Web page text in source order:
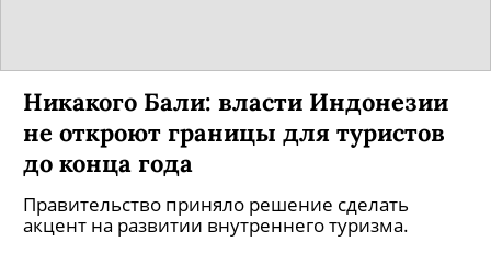
Никакого Бали: власти Индонезии
не откроют границы для туристов
до конца года
Правительство приняло решение сделать
акцент на развитии внутреннего туризма.